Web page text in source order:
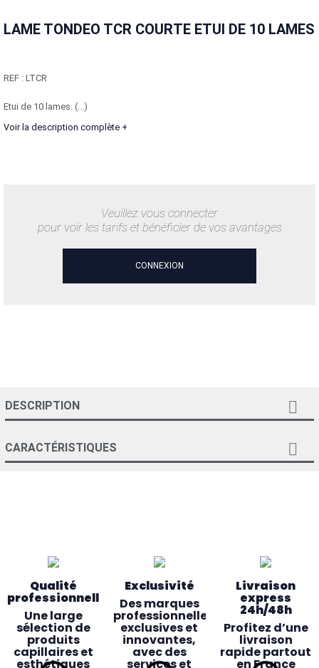
LAME TONDEO TCR COURTE ETUI DE 10 LAMES
REF : LTCR
Etui de 10 lames. (...)
Voir la description complète +
Veuillez vous connecter
pour voir les tarifs et bénéficier de vos avantages
CONNEXION
DESCRIPTION 
CARACTÉRISTIQUES 
Qualité
professionnelle
Une large
sélection de
produits
capillaires et
esthétiques
Exclusivité
Des marques
professionnelles
exclusives et
innovantes,
avec des
services et
Livraison
express
24h/48h
Profitez d’une
livraison
rapide partout
en France